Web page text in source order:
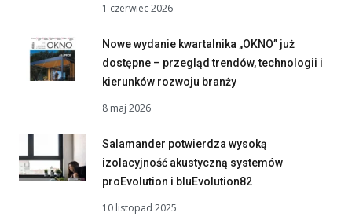
1 czerwiec 2026
Nowe wydanie kwartalnika „OKNO” już
dostępne – przegląd trendów, technologii i
kierunków rozwoju branży
8 maj 2026
Salamander potwierdza wysoką
izolacyjność akustyczną systemów
proEvolution i bluEvolution82
10 listopad 2025